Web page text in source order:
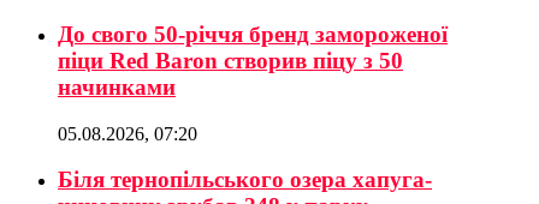
До свого 50-річчя бренд замороженої
піци Red Baron створив піцу з 50
начинками
05.08.2026, 07:20
Біля тернопільського озера хапуга-